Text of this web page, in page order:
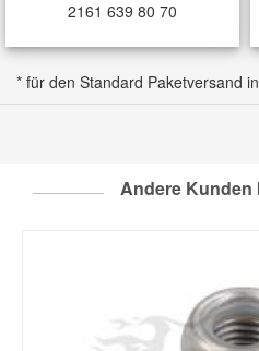
2161 639 80 70
* für den Standard Paketversand
Andere Kunden